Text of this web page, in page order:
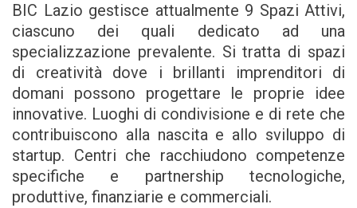
BIC Lazio gestisce attualmente 9 Spazi Attivi,
ciascuno dei quali dedicato ad una
specializzazione prevalente. Si tratta di spazi
di creatività dove i brillanti imprenditori di
domani possono progettare le proprie idee
innovative. Luoghi di condivisione e di rete che
contribuiscono alla nascita e allo sviluppo di
startup. Centri che racchiudono competenze
specifiche e partnership tecnologiche,
produttive, finanziarie e commerciali.